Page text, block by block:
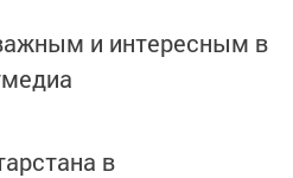
и интересным в
в